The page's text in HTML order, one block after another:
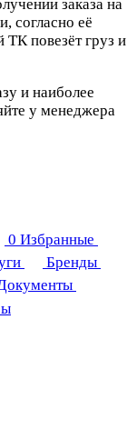
заказа на
согласно её
ТК повезёт груз и
и наиболее
у менеджера
0 Избранные
Бренды